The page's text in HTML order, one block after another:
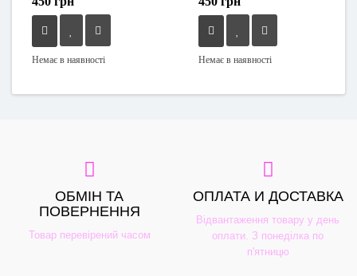
Немає в наявності Немає в наявності
ОБМІН ТА
ПОВЕРНЕННЯ
Товар перевірений часом
ОПЛАТА И ДОСТАВКА
Відвантаження товару у день
оплати. З понеділка по
п'ятницю